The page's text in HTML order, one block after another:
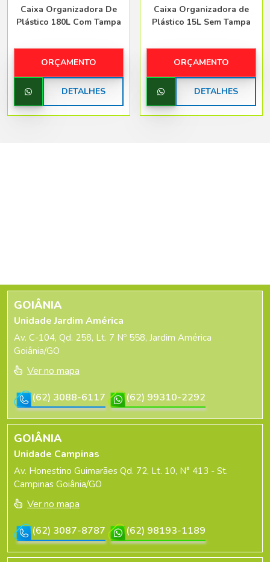
Caixa Organizadora De
Plástico 180L Com Tampa
ORÇAMENTO
DETALHES
Caixa Organizadora de
Plástico 15L Sem Tampa
ORÇAMENTO
DETALHES
GOIÂNIA
Unidade Jardim América
Av. C-104, Qd. 258, Lt. 7 Nº 558, Jardim América
Goiânia/GO
Ver no mapa
(62) 3088-6117
(62) 99310-2292
GOIÂNIA
Unidade Campinas
Av. Honestino Guimarães Qd. 72, Lt. 10, N° 413 - St.
Campinas Goiânia/GO
Ver no mapa
(62) 3087-8787
(62) 98193-1189